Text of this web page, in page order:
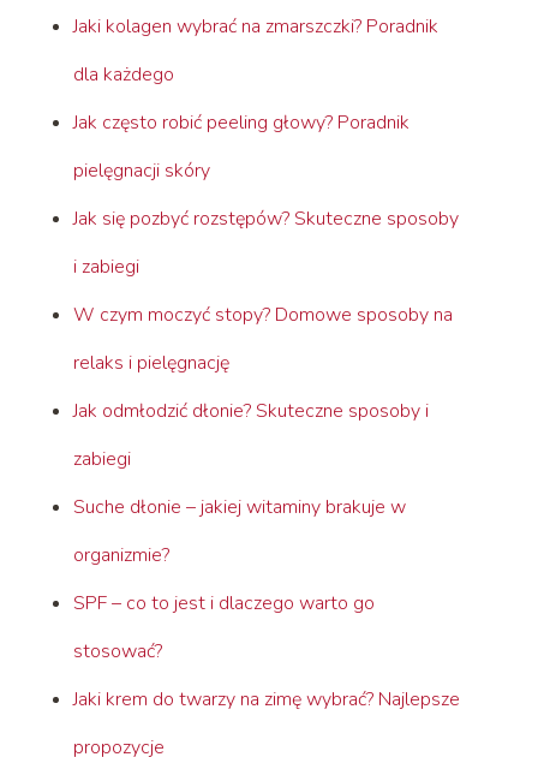
Jaki kolagen wybrać na zmarszczki? Poradnik
dla każdego
Jak często robić peeling głowy? Poradnik
pielęgnacji skóry
Jak się pozbyć rozstępów? Skuteczne sposoby
i zabiegi
W czym moczyć stopy? Domowe sposoby na
relaks i pielęgnację
Jak odmłodzić dłonie? Skuteczne sposoby i
zabiegi
Suche dłonie – jakiej witaminy brakuje w
organizmie?
SPF – co to jest i dlaczego warto go
stosować?
Jaki krem do twarzy na zimę wybrać? Najlepsze
propozycje